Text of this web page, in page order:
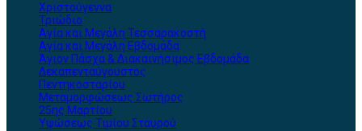
Χριστούγεννα
Τριώδιο
Αγία και Μεγάλη Τεσσαρακοστή
Αγία και Μεγάλη Εβδομάδα
Άγιον Πάσχα & Διακαινήσιμος Εβδομάδα
Δεκαπενταύγουστος
Πεντηκοσταρίου
Μεταμορφώσεως Σωτήρος
25ης Μαρτίου
Υψώσεως Τιμίου Σταυρού